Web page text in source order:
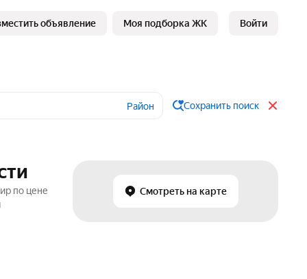
объявление Моя подборка ЖК Войти
Район Сохранить поиск
Смотреть на карте
по цене